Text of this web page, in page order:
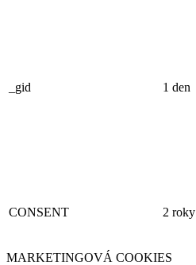
_gid 1 den
CONSENT 2 roky
MARKETINGOVÁ COOKIES